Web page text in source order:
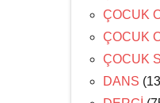
ÇOCUK
ÇOCUK
ÇOCUK
DANS